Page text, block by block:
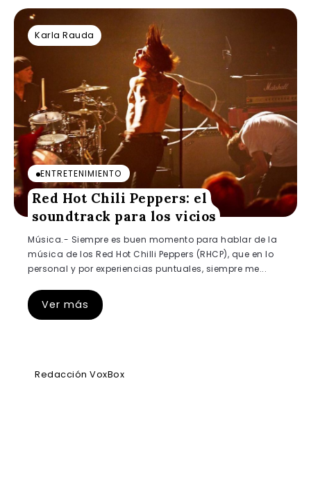
Karla Rauda
ENTRETENIMIENTO
Red Hot Chili Peppers: el
soundtrack para los vicios
Música.- Siempre es buen momento para hablar de la
música de los Red Hot Chilli Peppers (RHCP), que en lo
personal y por experiencias puntuales, siempre me...
Ver más
Redacción VoxBox